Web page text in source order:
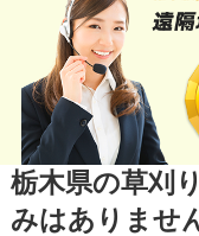
栃木県の草刈
みはありませ